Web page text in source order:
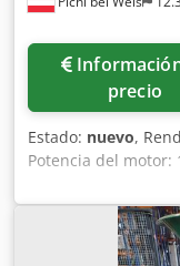
Información de
precio
Estado: nuevo,
Potencia del motor:
V, 50 Hz (3 fases)
mm Anchura: 725
Dcodpfxob Nvtke
de la salida: 495